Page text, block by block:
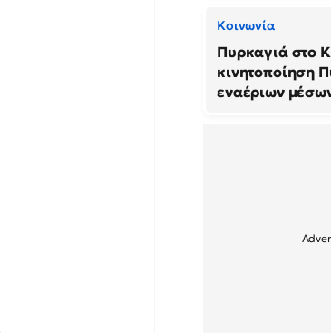
Κοινωνία
Πυρκαγιά στο
κινητοποίηση
εναέριων